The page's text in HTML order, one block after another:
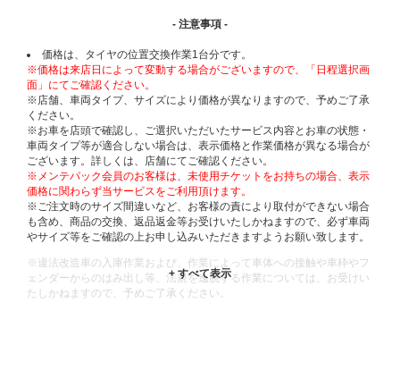
- 注意事項 -
価格は、タイヤの位置交換作業1台分です。
※価格は来店日によって変動する場合がございますので、「日程選択画
面」にてご確認ください。
※店舗、車両タイプ、サイズにより価格が異なりますので、予めご了承
ください。
※お車を店頭で確認し、ご選択いただいたサービス内容とお車の状態・
車両タイプ等が適合しない場合は、表示価格と作業価格が異なる場合が
ございます。詳しくは、店舗にてご確認ください。
※メンテパック会員のお客様は、未使用チケットをお持ちの場合、表示
価格に関わらず当サービスをご利用頂けます。
※ご注文時のサイズ間違いなど、お客様の責により取付ができない場合
も含め、商品の交換、返品返金等お受けいたしかねますので、必ず車両
やサイズ等をご確認の上お申し込みいただきますようお願い致します。
※違法改造車の入庫作業および、作業によって車体への接触や車枠やフ
ェンダーからのはみ出し等、法規を逸脱する作業については、お受けい
たしかねますので、予めご了承ください。